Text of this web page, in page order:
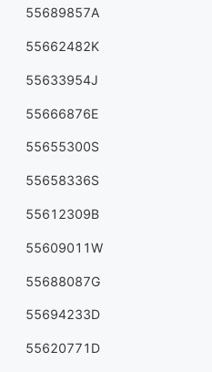
55689857A
55662482K
55633954J
55666876E
55655300S
55658336S
55612309B
55609011W
55688087G
55694233D
55620771D